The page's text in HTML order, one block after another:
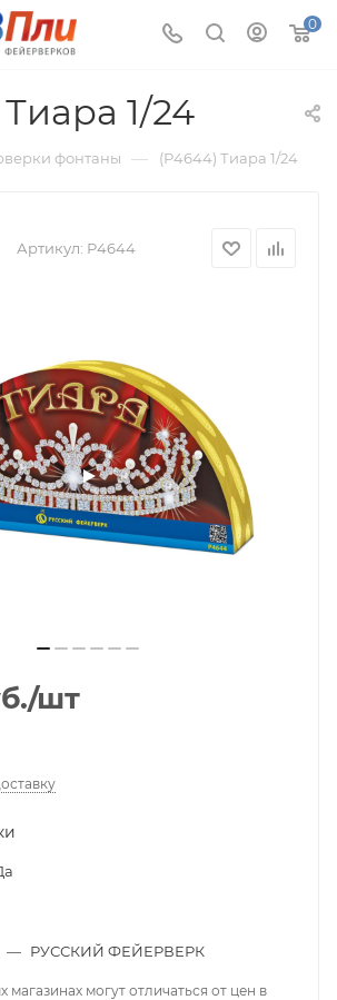
0
1/24
фонтаны — (Р4644) Тиара 1/24
Артикул: Р4644
/шт
— РУССКИЙ ФЕЙЕРВЕРК
магазинах могут отличаться от цен в